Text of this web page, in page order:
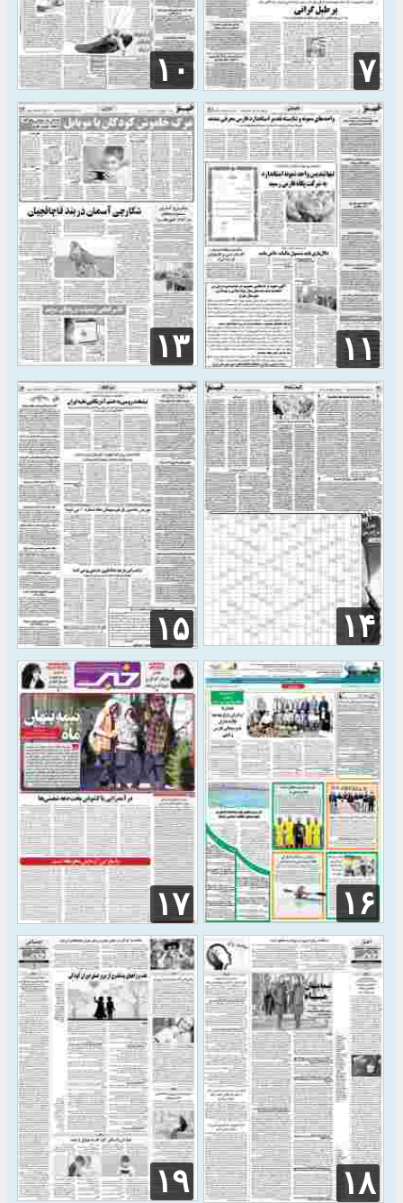
۷ ۱۰
۱۱ ۱۳
۱۴ ۱۵
۱۶ ۱۷
۱۸ ۱۹